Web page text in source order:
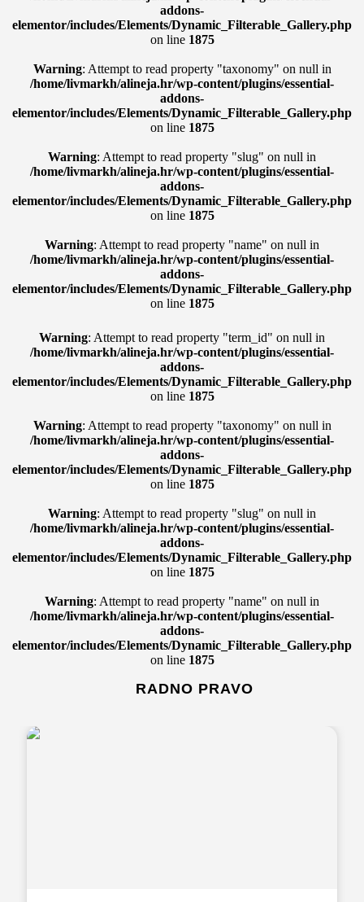
addons-
elementor/includes/Elements/Dynamic_Filterable_Gallery.php
on line 1875
Warning: Attempt to read property "taxonomy" on null in
/home/livmarkh/alineja.hr/wp-content/plugins/essential-
addons-
elementor/includes/Elements/Dynamic_Filterable_Gallery.php
on line 1875
Warning: Attempt to read property "slug" on null in
/home/livmarkh/alineja.hr/wp-content/plugins/essential-
addons-
elementor/includes/Elements/Dynamic_Filterable_Gallery.php
on line 1875
Warning: Attempt to read property "name" on null in
/home/livmarkh/alineja.hr/wp-content/plugins/essential-
addons-
elementor/includes/Elements/Dynamic_Filterable_Gallery.php
on line 1875
Warning: Attempt to read property "term_id" on null in
/home/livmarkh/alineja.hr/wp-content/plugins/essential-
addons-
elementor/includes/Elements/Dynamic_Filterable_Gallery.php
on line 1875
Warning: Attempt to read property "taxonomy" on null in
/home/livmarkh/alineja.hr/wp-content/plugins/essential-
addons-
elementor/includes/Elements/Dynamic_Filterable_Gallery.php
on line 1875
Warning: Attempt to read property "slug" on null in
/home/livmarkh/alineja.hr/wp-content/plugins/essential-
addons-
elementor/includes/Elements/Dynamic_Filterable_Gallery.php
on line 1875
Warning: Attempt to read property "name" on null in
/home/livmarkh/alineja.hr/wp-content/plugins/essential-
addons-
elementor/includes/Elements/Dynamic_Filterable_Gallery.php
on line 1875
RADNO PRAVO